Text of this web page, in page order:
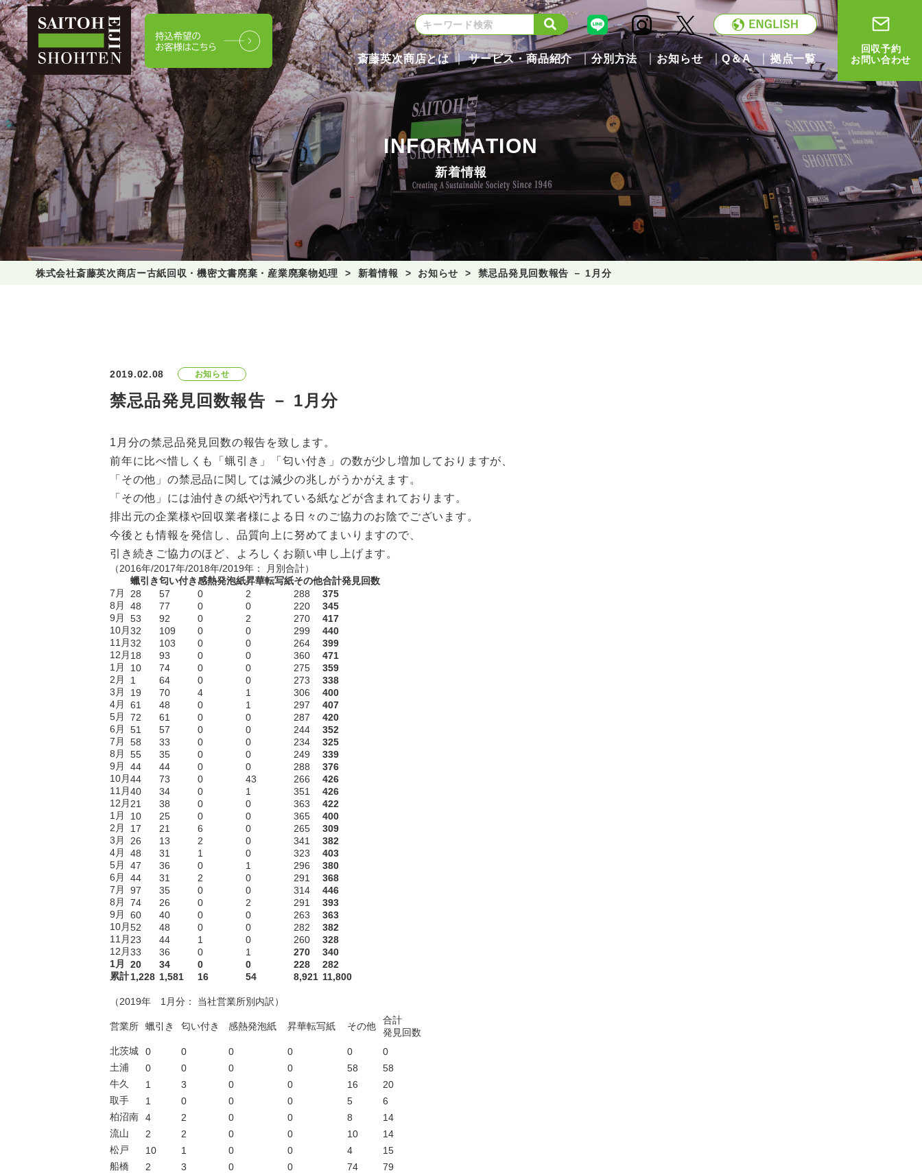
斎藤英次商店とは サービス・商品紹介 分別方法 お知らせ Q＆A 拠点一覧
回収予約
お問い合わせ
INFORMATION
新着情報
株式会社斎藤英次商店ー古紙回収・機密文書廃棄・産業廃棄物処理 新着情報 お知らせ 禁忌品発見回数報告 － 1月分
2019.02.08 お知らせ
禁忌品発見回数報告 － 1月分
1月分の禁忌品発見回数の報告を致します。
前年に比べ惜しくも「蝋引き」「匂い付き」の数が少し増加しておりますが、
「その他」の禁忌品に関しては減少の兆しがうかがえます。
「その他」には油付きの紙や汚れている紙などが含まれております。
排出元の企業様や回収業者様による日々のご協力のお陰でございます。
今後とも情報を発信し、品質向上に努めてまいりますので、
引き続きご協力のほど、よろしくお願い申し上げます。
（2016年/2017年/2018年/2019年： 月別合計）
蠟引き匂い付き感熱発泡紙昇華転写紙その他合計発見回数
7月
28 57 0 2 288
375
8月
48 77 0 0 220
345
9月
53 92 0 2 270
417
10月32 109 0 0 299
440
11月32 103 0 0 264
399
12月 18 93 0 0 360
471
1月
10 74 0 0 275
359
2月
1 64 0 0 273
338
3月
19 70 4 1 306
400
4月
61 48 0 1 297
407
5月
72 61 0 0 287
420
6月
51 57 0 0 244
352
7月
58 33 0 0 234
325
8月
55 35 0 0 249
339
9月
44 44 0 0 288
376
10月44 73 0 43 266
426
11月40 34 0 1 351
426
12月 21 38 0 0 363
422
1月
10 25 0 0 365
400
2月
17 21 6 0 265
309
3月
26 13 2 0 341
382
4月
48 31 1 0 323
403
5月
47 36 0 1 296
380
6月
44 31 2 0 291
368
7月
97 35 0 0 314
446
8月
74 26 0 2 291
393
9月
60 40 0 0 263
363
10月52 48 0 0 282
382
11月 23 44 1 0 260
328
12月33 36 0 1 270
340
1月
20 34 0 0 228
282
累計1,228 1,581 16 54 8,921 11,800
（2019年 1月分： 当社営業所別内訳）
営業所 蠟引き 匂い付き 感熱発泡紙 昇華転写紙 その他
合計
発見回数
北茨城
0 0 0 0 0
0
土浦
0 0 0 0 58
58
牛久
1 3 0 0 16
20
取手
1 0 0 0 5
6
柏沼南
4 2 0 0 8
14
流山
2 2 0 0 10
14
松戸
10 1 0 0 4
15
船橋
2 3 0 0 74
79